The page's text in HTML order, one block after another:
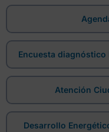
Encuesta
Atención
Desarrollo